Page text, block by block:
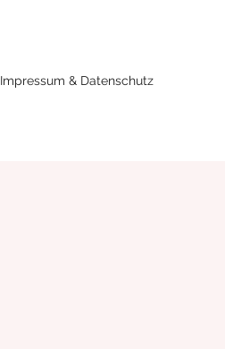
Impressum & Datenschutz